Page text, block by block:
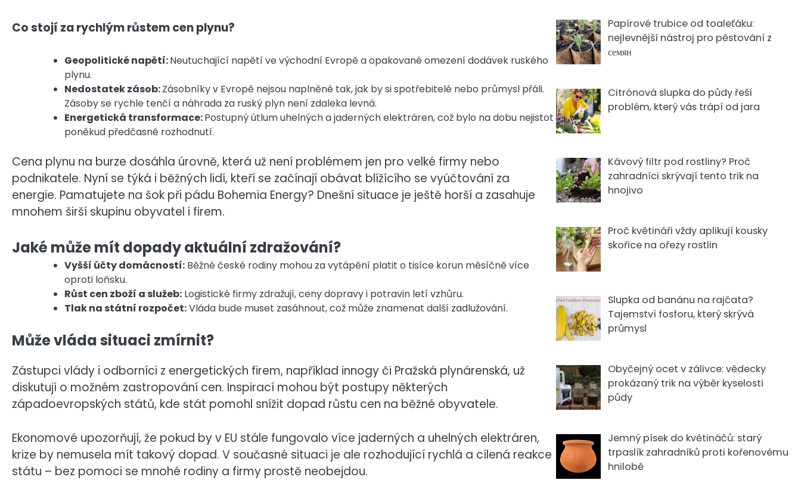
Co stojí za rychlým růstem cen plynu?
Geopolitické napětí:Neutuchající napětí ve východní Evropě a opakované omezení dodávek ruského
plynu.
Nedostatek zásob:Zásobníky v Evropě nejsou naplněné tak, jak by si spotřebitelé nebo průmysl přáli.
Zásoby se rychle tenčí a náhrada za ruský plyn není zdaleka levná.
Energetická transformace:Postupný útlum uhelných a jaderných elektráren, což bylo na dobu nejistot
poněkud předčasné rozhodnutí.
Cena plynu na burze dosáhla úrovně, která už není problémem jen pro velké firmy nebo
podnikatele. Nyní se týká i běžných lidí, kteří se začínají obávat blížícího se vyúčtování za
energie. Pamatujete na šok při pádu Bohemia Energy? Dnešní situace je ještě horší a zasahuje
mnohem širší skupinu obyvatel i firem.
Jaké může mít dopady aktuální zdražování?
Vyšší účty domácností: Běžné české rodiny mohou za vytápění platit o tisíce korun měsíčně více
oproti loňsku.
Růst cen zboží a služeb: Logistické firmy zdražují, ceny dopravy i potravin letí vzhůru.
Tlak na státní rozpočet:Vláda bude muset zasáhnout, což může znamenat další zadlužování.
Může vláda situaci zmírnit?
Zástupci vlády i odborníci z energetických firem, například innogy či Pražská plynárenská, už
diskutují o možném zastropování cen. Inspirací mohou být postupy některých
západoevropských států, kde stát pomohl snížit dopad růstu cen na běžné obyvatele.
Ekonomové upozorňují, že pokud by v EU stále fungovalo více jaderných a uhelných elektráren,
krize by nemusela mít takový dopad. V současné situaci je ale rozhodující rychlá a cílená reakce
státu – bez pomoci se mnohé rodiny a firmy prostě neobejdou.
Papírové trubice od toaleťáku:
nejlevnější nástroj pro pěstování z
семян
Citrónová slupka do půdy řeší
problém, který vás trápí od jara
Kávový filtr pod rostliny? Proč
zahradníci skrývají tento trik na
hnojivo
Proč květináři vždy aplikují kousky
skořice na ořezy rostlin
Slupka od banánu na rajčata?
Tajemství fosforu, který skrývá
průmysl
Obyčejný ocet v zálivce: vědecky
prokázaný trik na výběr kyselosti
půdy
Jemný písek do květináčů: starý
trpaslík zahradníků proti kořenovému
hnilobě